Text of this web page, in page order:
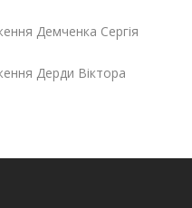
Демченка Сергія
Дерди Віктора